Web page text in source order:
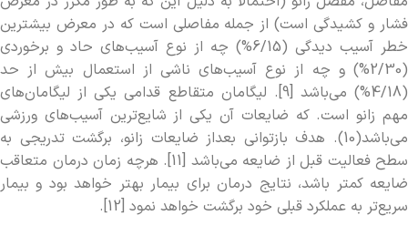
فشار و كشيدگي است) از جمله مفاصلي است كه در معرض بيشترين
خطر آسيب ديدگي (6/15%) چه از نوع آسيب­‌هاي حاد و برخوردي
(2/30%) و چه از نوع آسيب‌­هاي ناشي از استعمال بيش از حد
(4/18%) مي‌­باشد [9]. لیگامان متقاطع قدامی یکی از لیگامان­‌های
مهم زانو است. که ضایعات آن یکی از شایع­‌ترین آسیب­‌های ورزشی
می‌­باشد(10). هدف بازتوانی بعداز ضایعات زانو، برگشت تدریجی به
سطح فعالیت قبل از ضایعه می‌­باشد [11]. هرچه زمان درمان متعاقب
ضایعه کمتر باشد، نتایج درمان برای بیمار بهتر خواهد بود و بیمار
سریع‌­تر به عملکرد قبلی خود برگشت خواهد نمود [12].